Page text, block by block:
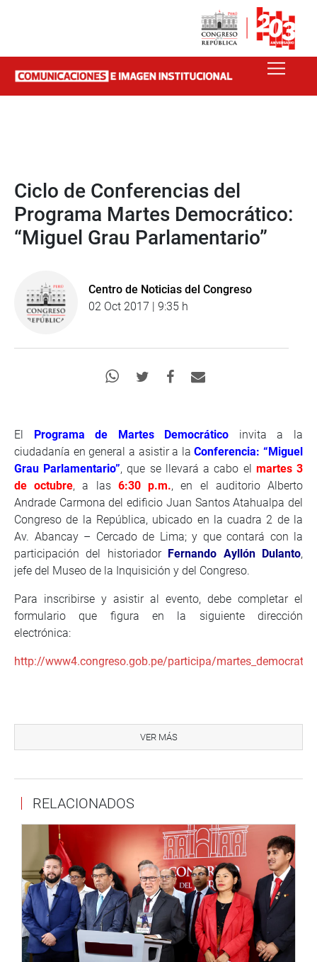
Ciclo de Conferencias del
Programa Martes Democrático:
“Miguel Grau Parlamentario”
Centro de Noticias del Congreso
02 Oct 2017 | 9:35 h
El Programa de Martes Democrático invita a la
ciudadanía en general a asistir a laConferencia: “Miguel
Grau Parlamentario”, que se llevará a cabo el martes 3
de octubre, a las 6:30 p.m., en el auditorio Alberto
Andrade Carmona del edificio Juan Santos Atahualpa del
Congreso de la República, ubicado en la cuadra 2 de la
Av. Abancay – Cercado de Lima; y que contará con la
participación del historiador Fernando Ayllón Dulanto,
jefe del Museo de la Inquisición y del Congreso.
Para inscribirse y asistir al evento, debe completar el
formulario que figura en la siguiente dirección
electrónica:
http://www4.congreso.gob.pe/participa/
Cuenta Oficial en Facebook de la Oficina de
Participación, Proyección y Enlace con el Ciudadano:
Para mayor información sobre la conferencia, puede
contactarse con el
Programa de Martes Democrático
través del siguiente número telefónico:311-7777
anexos:
3159 – 7705, o mediante el correo electrónico:
martesdemocratico@congreso.gob.pe.
VER MÁS
RELACIONADOS